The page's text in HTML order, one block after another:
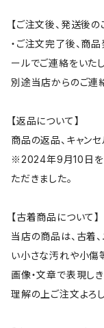
【ご注文後、発送後の
・ご注文完了後、商
ールでご連絡をいたし
別途当店からのご連
【返品について】
商品の返品、キャン
※2024年9月10日を
ただきました。
【古着商品について】
当店の商品は、古着
い小さな汚れや小傷
画像・文章で表現し
理解の上ご注文よろ